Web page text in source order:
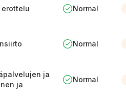
Normal
Normal
ja
ja
Normal